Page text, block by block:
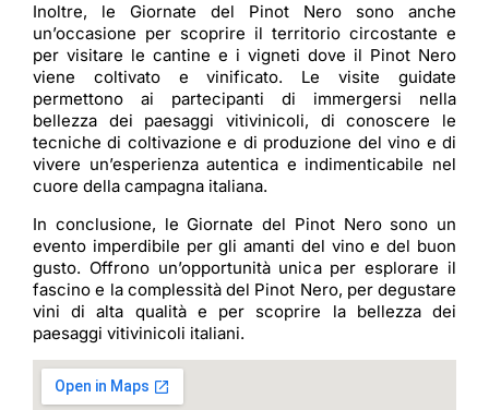
Inoltre, le Giornate del Pinot Nero sono anche
un’occasione per scoprire il territorio circostante e
per visitare le cantine e i vigneti dove il Pinot Nero
viene coltivato e vinificato. Le visite guidate
permettono ai partecipanti di immergersi nella
bellezza dei paesaggi vitivinicoli, di conoscere le
tecniche di coltivazione e di produzione del vino e di
vivere un’esperienza autentica e indimenticabile nel
cuore della campagna italiana.
In conclusione, le Giornate del Pinot Nero sono un
evento imperdibile per gli amanti del vino e del buon
gusto. Offrono un’opportunità unica per esplorare il
fascino e la complessità del Pinot Nero, per degustare
vini di alta qualità e per scoprire la bellezza dei
paesaggi vitivinicoli italiani.